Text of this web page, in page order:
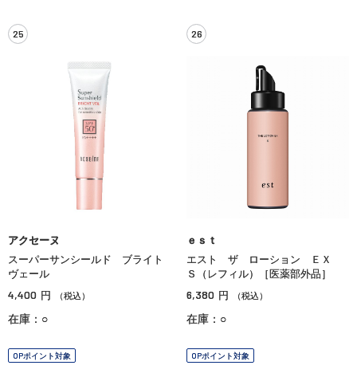
25
アクセーヌ
スーパーサンシールド ブライト
ヴェール
4,400 円 （税込）
在庫：○
OPポイント対象
26
ｅｓｔ
エスト ザ ローション ＥＸ
Ｓ（レフィル）［医薬部外品］
6,380 円 （税込）
在庫：○
OPポイント対象